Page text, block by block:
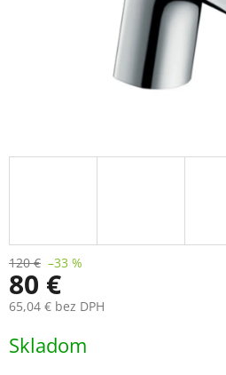
120 € –33 %
80 €
65,04 € bez DPH
cena:
Skladom